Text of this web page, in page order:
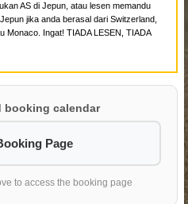
AS di Jepun, atau lesen memandu
jika anda berasal dari Switzerland,
Monaco. Ingat! TIADA LESEN, TIADA
booking calendar
Page
to access the booking page